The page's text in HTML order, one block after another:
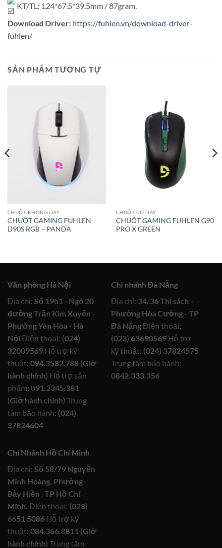
KT/TL: 124*67.5*39.5mm / 87gram.
Download Driver: https://fuhlen.vn/download-driver-
fuhlen/
SẢN PHẨM TƯƠNG TỰ
CHUỘT KHÔNG DÂY
CHUỘT GAMING FUHLEN
D90S RGB – PANDA
CHUỘT CÓ DÂY
CHUỘT GAMING FUHLEN G90
PRO X GREEN
Văn phòng Hà Nội
Địa chỉ: Số 19h1 - Ngõ 20
đường Trần Kim Xuyến -
Phường Yên Hòa - Hà
Nội Điện thoại: (024)
32009569 Hỗ trợ kỹ
thuật: 094.3582.788 (Giờ
hành chính) Hỗ trợ sản
phẩm: 091.2345.381
(Giờ hành chính) Trung
tâm bảo hành: (024)
37824604
Chi nhánh Đà Nẵng
Địa chỉ: 34/36 Thi sách -
Phường Hòa Cường - TP
Đà NẵngĐiện thoại:
(023) 63690569 Hỗ trợ
kỹ thuật: (024) 37824575
Trung tâm bảo hành:
0842.333.356
Chi Nhánh Hồ Chí Minh
Địa chỉ: Số 58/79 Nguyễn
Minh Hoàng, Phường
Bảy Hiền , TP Hồ Chí
Minh. Điện thoại: (028)
6651 5086 Hỗ trợ kỹ
thuật: 084.366.8811 (Giờ
hành chính) Trung tâm